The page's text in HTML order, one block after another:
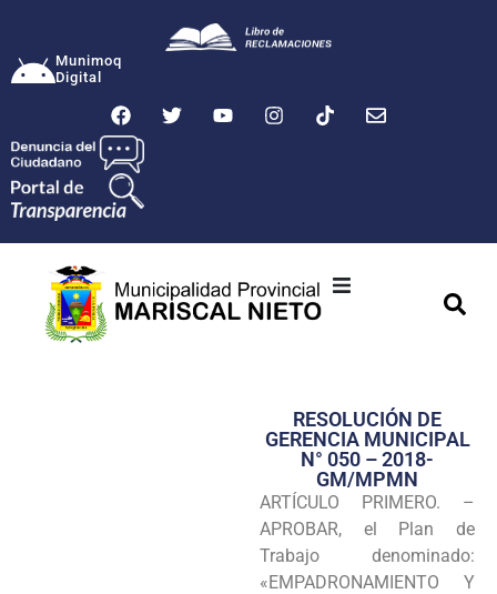
Munimoq
Digital
Transparencia
Seguridad
Programas
Intranet
RESOLUCIÓN DE
GERENCIA MUNICIPAL
N° 050 – 2018-
GM/MPMN
ARTÍCULO PRIMERO. –
APROBAR, el Plan de
Trabajo denominado:
«EMPADRONAMIENTO Y